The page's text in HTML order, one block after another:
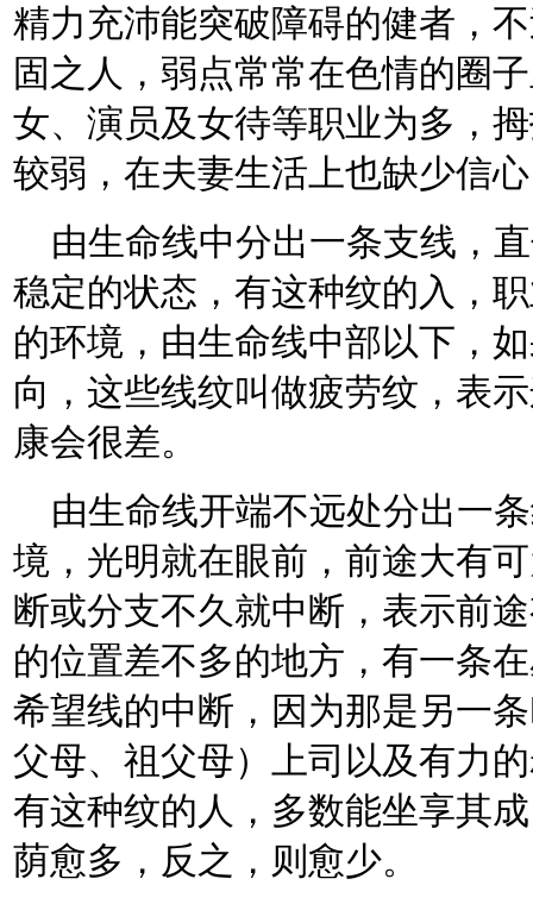
精力充沛能突破障碍的健者，
固之人，弱点常常在色情的圈
女、演员及女待等职业为多，
较弱，在夫妻生活上也缺少信
由生命线中分出一条支线，
稳定的状态，有这种纹的入，
的环境，由生命线中部以下，
向，这些线纹叫做疲劳纹，表
康会很差。
由生命线开端不远处分出一
境，光明就在眼前，前途大有
断或分支不久就中断，表示前
的位置差不多的地方，有一条
希望线的中断，因为那是另一
父母、祖父母）上司以及有力
有这种纹的人，多数能坐享其
荫愈多，反之，则愈少。